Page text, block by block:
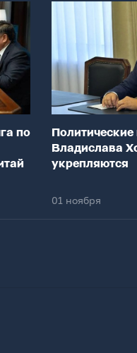
по
Владислава
укрепляются
01 ноября